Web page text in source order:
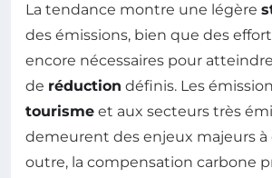
La tendance montre une légère
des émissions, bien que des
encore nécessaires pour
de réduction définis. Les
tourisme et aux secteurs très
demeurent des enjeux majeurs à
outre, la compensation carbone